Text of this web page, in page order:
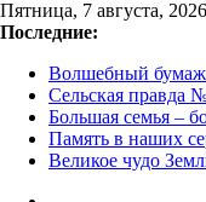
Перейти
к
Пятница, 7 августа, 2026
Последние:
Волшебный
Сельская правда
Большая семья –
Память в наших
Великое чудо